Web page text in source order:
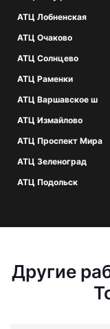
АТЦ Лобненская
АТЦ Очаково
АТЦ Солнцево
АТЦ Раменки
АТЦ Варшавское ш
АТЦ Измайлово
АТЦ Проспект Мира
АТЦ Зеленоград
АТЦ Подольск
Другие